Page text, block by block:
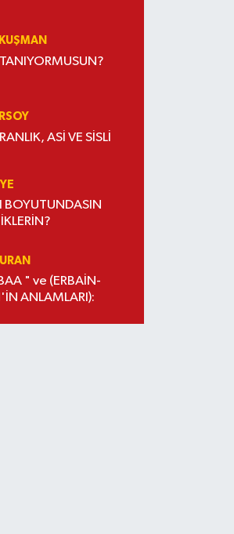
ASİ VE SİSLİ
" ve (ERBAİN-
HAMSİN'İN ANLAMLARI):